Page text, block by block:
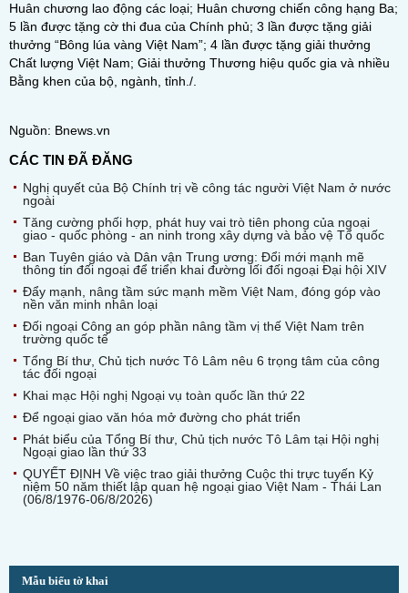
Huân chương lao động các loại; Huân chương chiến công hạng Ba;
5 lần được tặng cờ thi đua của Chính phủ; 3 lần được tặng giải
thưởng “Bông lúa vàng Việt Nam”; 4 lần được tặng giải thưởng
Chất lượng Việt Nam; Giải thưởng Thương hiệu quốc gia và nhiều
Bằng khen của bộ, ngành, tỉnh./.
Nguồn: Bnews.vn
CÁC TIN ĐÃ ĐĂNG
Nghị quyết của Bộ Chính trị về công tác người Việt Nam ở nước
ngoài
Tăng cường phối hợp, phát huy vai trò tiên phong của ngoại
giao - quốc phòng - an ninh trong xây dựng và bảo vệ Tổ quốc
Ban Tuyên giáo và Dân vận Trung ương: Đổi mới mạnh mẽ
thông tin đối ngoại để triển khai đường lối đối ngoại Đại hội XIV
Đẩy mạnh, nâng tầm sức mạnh mềm Việt Nam, đóng góp vào
nền văn minh nhân loại
Đối ngoại Công an góp phần nâng tầm vị thế Việt Nam trên
trường quốc tế
Tổng Bí thư, Chủ tịch nước Tô Lâm nêu 6 trọng tâm của công
tác đối ngoại
Khai mạc Hội nghị Ngoại vụ toàn quốc lần thứ 22
Để ngoại giao văn hóa mở đường cho phát triển
Phát biểu của Tổng Bí thư, Chủ tịch nước Tô Lâm tại Hội nghị
Ngoại giao lần thứ 33
QUYẾT ĐỊNH Về việc trao giải thưởng Cuộc thi trực tuyến Kỷ
niệm 50 năm thiết lập quan hệ ngoại giao Việt Nam - Thái Lan
(06/8/1976-06/8/2026)
Mẫu biểu tờ khai